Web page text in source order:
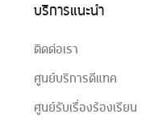
บริการแนะนำ
ติดต่อเรา
ศูนย์บริการดีแทค
ศูนย์รับเรื่องร้องเรียน